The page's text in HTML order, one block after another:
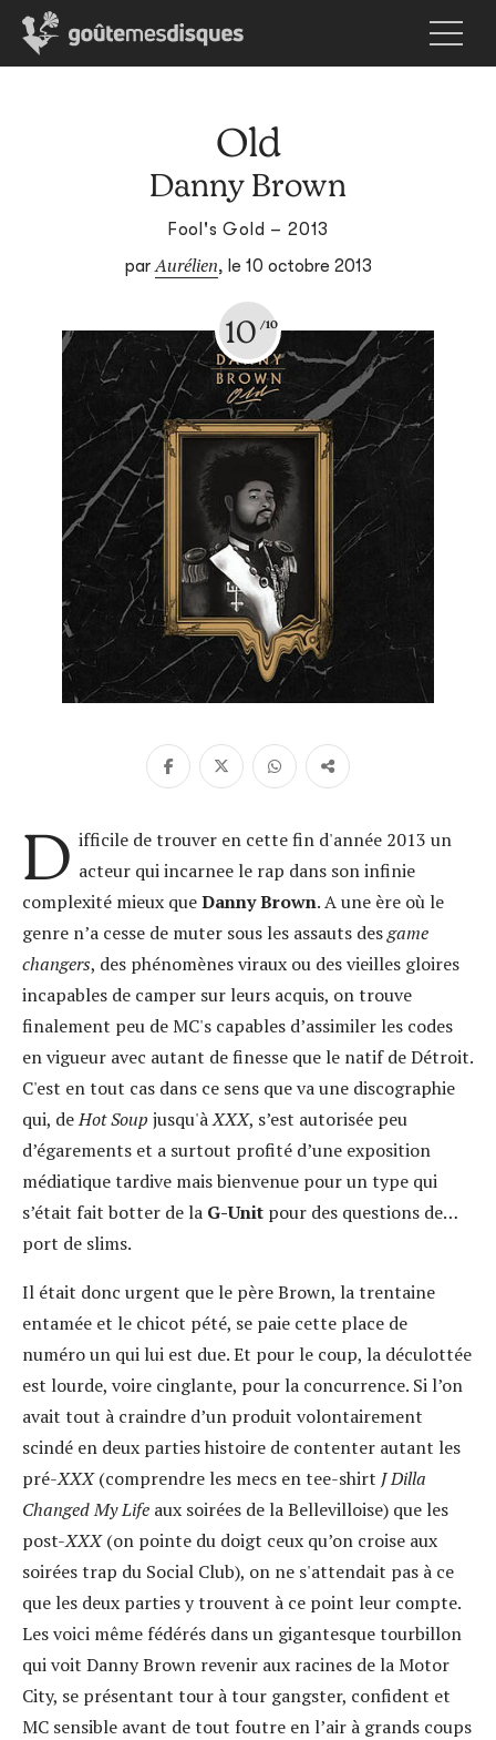
Old
Danny Brown
Fool's Gold – 2013
parAurélien, le 10 octobre 2013
10
D ifficile de trouver en cette fin d'année 2013 un
acteur qui incarnee le rap dans son infinie
complexité mieux queDanny Brown. A une ère où le
genre n’a cesse de muter sous les assauts desgame
changers, des phénomènes viraux ou des vieilles gloires
incapables de camper sur leurs acquis, on trouve
finalement peu de MC's capables d’assimiler les codes
en vigueur avec autant de finesse que le natif de Détroit.
C'est en tout cas dans ce sens que va une discographie
qui, deHot Soup jusqu'àXXX, s’est autorisée peu
d’égarements et a surtout profité d’une exposition
médiatique tardive mais bienvenue pour un type qui
s’était fait botter de la G-Unit pour des questions de…
port de slims.
Il était donc urgent que le père Brown, la trentaine
entamée et le chicot pété, se paie cette place de
numéro un qui lui est due. Et pour le coup, la déculottée
est lourde, voire cinglante, pour la concurrence. Si l’on
avait tout à craindre d’un produit volontairement
scindé en deux parties histoire de contenter autant les
pré-XXX(comprendre les mecs en tee-shirt J Dilla
Changed My Life aux soirées de la Bellevilloise) que les
post-XXX(on pointe du doigt ceux qu’on croise aux
soirées trap du Social Club), on ne s'attendait pas à ce
que les deux parties y trouvent à ce point leur compte.
Les voici même fédérés dans un gigantesque tourbillon
qui voit Danny Brown revenir aux racines de la Motor
City, se présentant tour à tour gangster, confident et
MC sensible avant de tout foutre en l’air à grands coups